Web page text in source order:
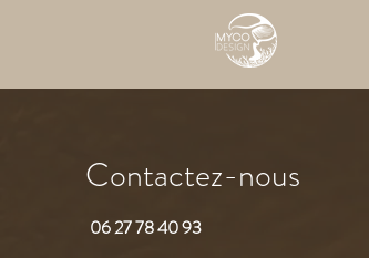
Contactez-nous
06 27 78 40 93